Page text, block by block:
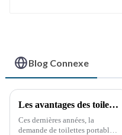
Blog Connexe
Les avantages des toilettes portables : une nécessité croissante
Ces dernières années, la
demande de toilettes portables